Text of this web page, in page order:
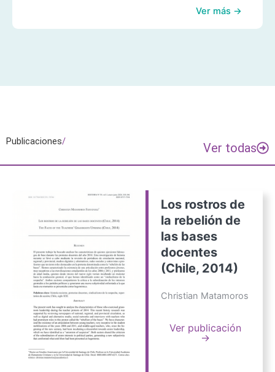
Ver más →
Publicaciones/ Ver todas
Los rostros de
la rebelión de
las bases
docentes
(Chile, 2014)
Christian Matamoros
Ver publicación
→